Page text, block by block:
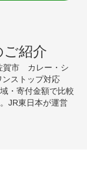
紹介
賀市 カレー・シ
ストップ対応
・寄付金額で比較
JR東日本が運営